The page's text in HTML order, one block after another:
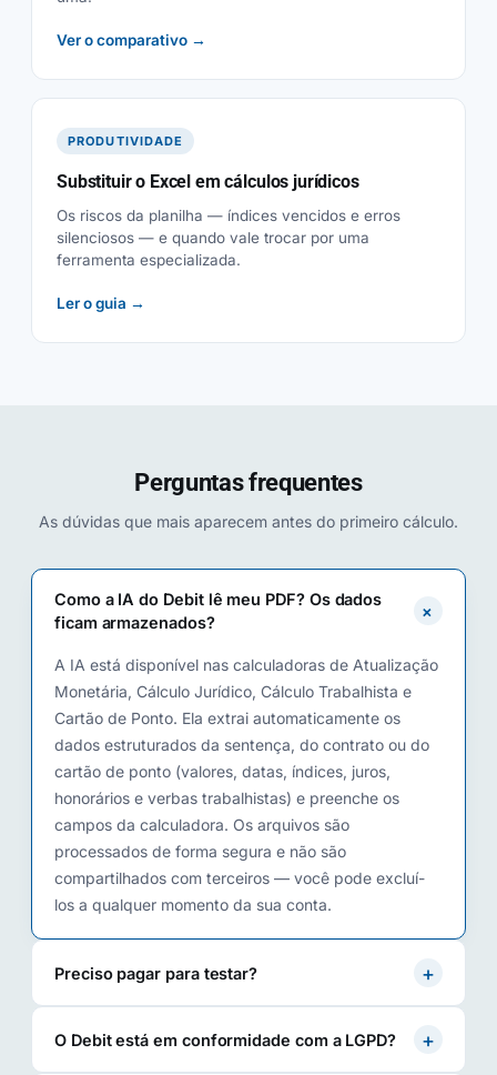
Ver o comparativo →
PRODUTIVIDADE
Substituir o Excel em cálculos jurídicos
Os riscos da planilha — índices vencidos e erros
silenciosos — e quando vale trocar por uma
ferramenta especializada.
Ler o guia →
Perguntas frequentes
As dúvidas que mais aparecem antes do primeiro cálculo.
Como a IA do Debit lê meu PDF? Os dados
ficam armazenados?
+
A IA está disponível nas calculadoras de Atualização
Monetária, Cálculo Jurídico, Cálculo Trabalhista e
Cartão de Ponto. Ela extrai automaticamente os
dados estruturados da sentença, do contrato ou do
cartão de ponto (valores, datas, índices, juros,
honorários e verbas trabalhistas) e preenche os
campos da calculadora. Os arquivos são
processados de forma segura e não são
compartilhados com terceiros — você pode excluí-
los a qualquer momento da sua conta.
Preciso pagar para testar? +
O Debit está em conformidade com a LGPD? +